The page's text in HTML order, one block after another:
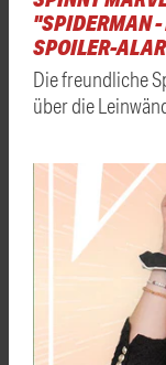
"SPIDERMAN
SPOILER-
Die freundliche
über die